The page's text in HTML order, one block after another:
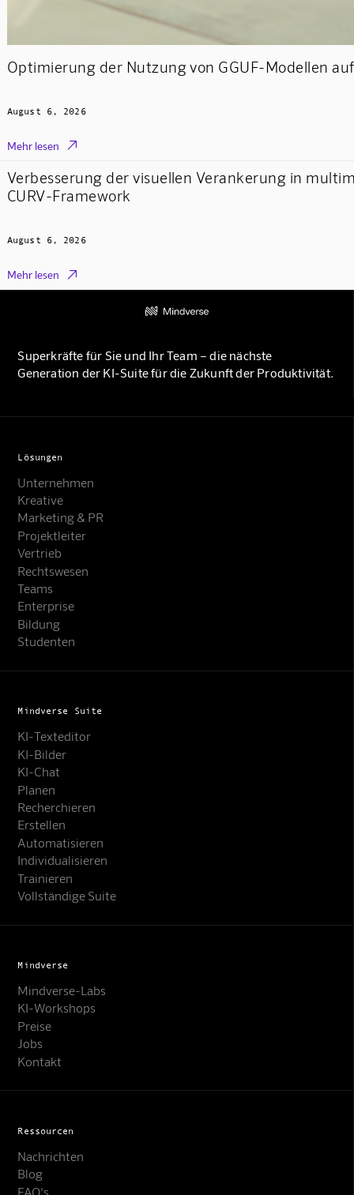
Optimierung der Nutzung von GGUF-Modellen
August 6, 2026
Mehr lesen 
Verbesserung der visuellen Verankerung in
CURV-Framework
August 6, 2026
Mehr lesen 
Superkräfte für Sie und Ihr Team – die nächste
Generation der KI-Suite für die Zukunft der Produktivität.
Lösungen
Unternehmen
Kreative
Marketing & PR
Projektleiter
Vertrieb
Rechtswesen
Teams
Enterprise
Bildung
Studenten
Mindverse Suite
KI-Texteditor
KI-Bilder
KI-Chat
Planen
Recherchieren
Erstellen
Automatisieren
Individualisieren
Trainieren
Vollständige Suite
Mindverse
Mindverse-Labs
KI-Workshops
Preise
Jobs
Kontakt
Ressourcen
Nachrichten
Blog
FAQ's